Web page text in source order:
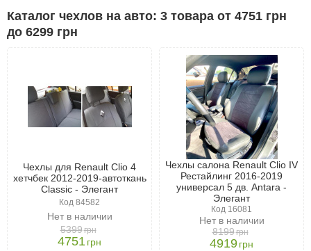
вручную.
Для изготовления чехлов для Рено Клио 4 используются только
изделия обладают отличными сцепными свойствами,
обеспечивая комфорт и безопасность даже при активной езде.
Чехлы имеют поролоновую подложку, что позволяет им
сохранять свою форму, даже после множества стирок.
Чтобы выбрать чехлы, которые идеально подойдут для вашего
салона, нужно учитывать несколько факторов:
расцветка дверных карт,
оттенок панели приборов и другие элементы интерьера.
Только после анализа этих деталей можно подобрать чехлы,
которые гармонично впишутся в общий стиль салона вашего
автомобиля.
Каталог чехлов на авто: 3 товара от 4751 грн
до 6299 грн
Чехлы для Renault Clio 4
хетчбек 2012-2019-автоткань
Classic - Элегант
Код 84582
Нет в наличии
5399грн
4751 грн
Чехлы салона Renault Clio IV
Рестайлинг 2016-2019
универсал 5 дв. Antara -
Элегант
Код 16081
Нет в наличии
8199грн
4919грн